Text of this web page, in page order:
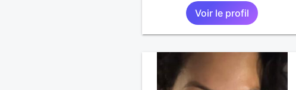
Voir le profil